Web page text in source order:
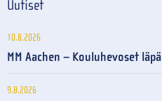
Uutiset
10.8.2026
MM Aachen – Kouluhevoset
9.8.2026